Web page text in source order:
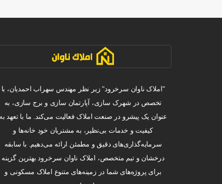
"املاک ناوان سرخرود" زیر نظر مهندس سهراب احمدیان، با
تخصص در شهرک سازی، آپارتمان سازی و برج سازی، به
عنوان یک پیشرو در صنعت املاک فعالیت می‌کند. ما با تعهد به
کیفیت و خدمات بی‌نظیر، به مشتریان خود خانه‌ها و
سرمایه‌گذاری‌های دقیق و مطمئن ارائه می‌دهیم. با سابقه
درخشان و تیم متخصص، املاک ناوان سرخرود بهترین گزینه
برای پروژه‌های شما در زمینه‌های متنوع املاک مسکونی و